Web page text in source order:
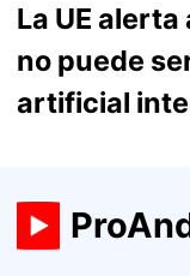
La UE alerta
no puede
artificial